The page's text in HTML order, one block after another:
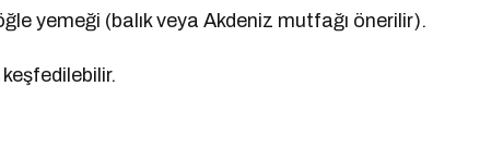
yemeği (balık veya Akdeniz mutfağı önerilir).